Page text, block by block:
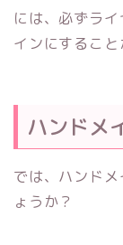
には、必ずラ
インにすること
ハンドメ
では、ハンド
ょうか？